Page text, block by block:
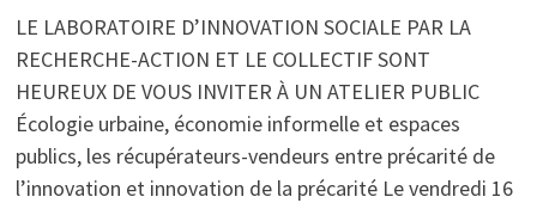
LE LABORATOIRE D’INNOVATION SOCIALE PAR LA
RECHERCHE-ACTION ET LE COLLECTIF SONT
HEUREUX DE VOUS INVITER À UN ATELIER PUBLIC
Écologie urbaine, économie informelle et espaces
publics, les récupérateurs-vendeurs entre précarité de
l’innovation et innovation de la précarité Le vendredi 16